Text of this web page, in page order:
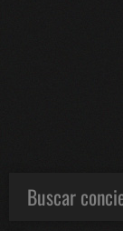
Buscar